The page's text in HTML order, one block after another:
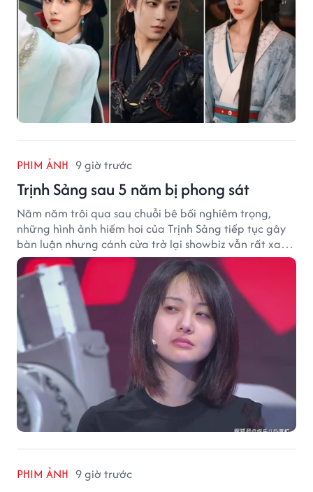
PHIM ẢNH 9 giờ trước
Trịnh Sảng sau 5 năm bị phong sát
Năm năm trôi qua sau chuỗi bê bối nghiêm trọng,
những hình ảnh hiếm hoi của Trịnh Sảng tiếp tục gây
bàn luận nhưng cánh cửa trở lại showbiz vẫn rất xa
vời.
PHIM ẢNH 9 giờ trước